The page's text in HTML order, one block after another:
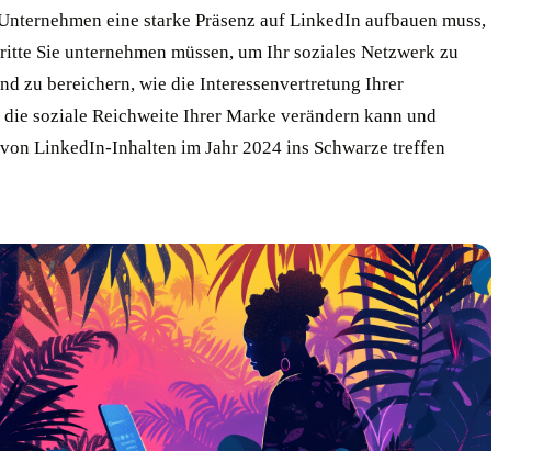
eine starke Präsenz auf LinkedIn aufbauen muss,
Sie unternehmen müssen, um Ihr soziales Netzwerk zu
zu bereichern, wie die Interessenvertretung Ihrer
soziale Reichweite Ihrer Marke verändern kann und
LinkedIn-Inhalten im Jahr 2024 ins Schwarze treffen